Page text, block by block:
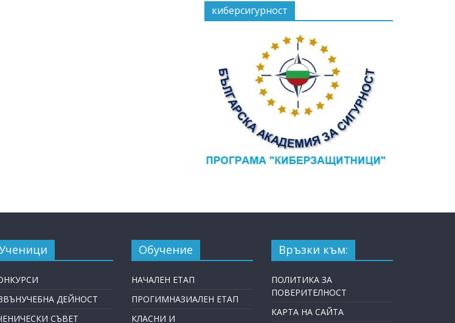
киберсигурност
ДЕЙНОСТ
СЪВЕТ
Обучение
НАЧАЛЕН ЕТАП
ПРОГИМНАЗИАЛЕН ЕТАП
КЛАСНИ И
Връзки към:
ПОЛИТИКА ЗА
ПОВЕРИТЕЛНОСТ
КАРТА НА САЙТА